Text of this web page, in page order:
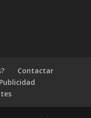
Contactar
Publicidad